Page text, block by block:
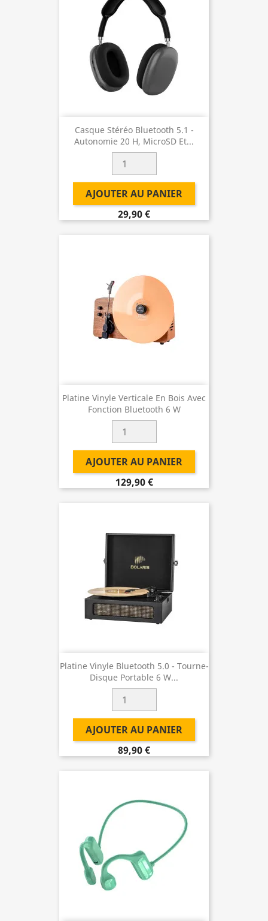
Casque Stéréo Bluetooth 5.1 -
Autonomie 20 H, MicroSD Et...
AJOUTER AU PANIER
29,90 €
Platine Vinyle Verticale En Bois Avec
Fonction Bluetooth 6 W
AJOUTER AU PANIER
129,90 €
Platine Vinyle Bluetooth 5.0 - Tourne-
Disque Portable 6 W...
AJOUTER AU PANIER
89,90 €